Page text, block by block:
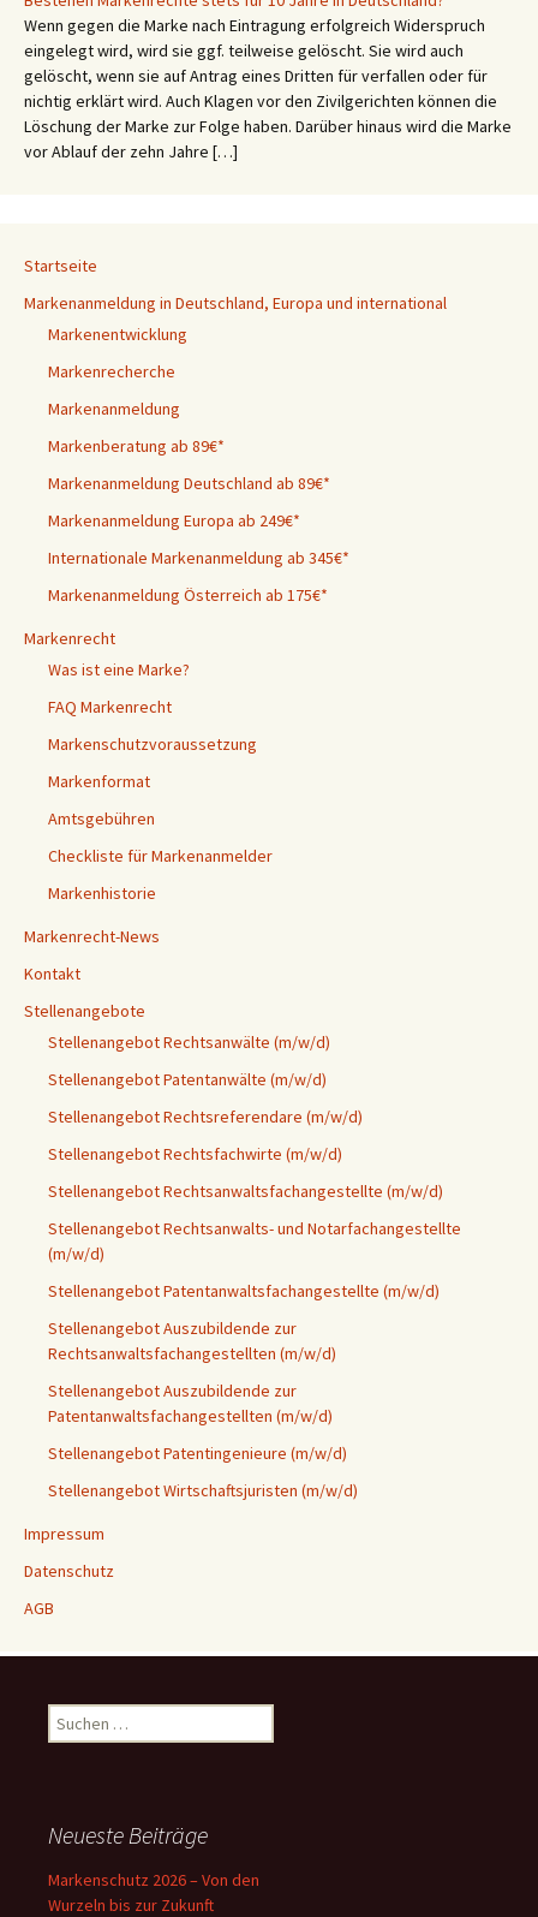
Wenn gegen die Marke nach Eintragung erfolgreich Widerspruch
eingelegt wird, wird sie ggf. teilweise gelöscht. Sie wird auch
gelöscht, wenn sie auf Antrag eines Dritten für verfallen oder für
nichtig erklärt wird. Auch Klagen vor den Zivilgerichten können die
Löschung der Marke zur Folge haben. Darüber hinaus wird die Marke
vor Ablauf der zehn Jahre […]
Startseite
Markenanmeldung in Deutschland, Europa und international
Markenentwicklung
Markenrecherche
Markenanmeldung
Markenberatung ab 89€*
Markenanmeldung Deutschland ab 89€*
Markenanmeldung Europa ab 249€*
Internationale Markenanmeldung ab 345€*
Markenanmeldung Österreich ab 175€*
Markenrecht
Was ist eine Marke?
FAQ Markenrecht
Markenschutzvoraussetzung
Markenformat
Amtsgebühren
Checkliste für Markenanmelder
Markenhistorie
Markenrecht-News
Kontakt
Stellenangebote
Stellenangebot Rechtsanwälte (m/w/d)
Stellenangebot Patentanwälte (m/w/d)
Stellenangebot Rechtsreferendare (m/w/d)
Stellenangebot Rechtsfachwirte (m/w/d)
Stellenangebot Rechtsanwaltsfachangestellte (m/w/d)
Stellenangebot Rechtsanwalts- und Notarfachangestellte
(m/w/d)
Stellenangebot Patentanwaltsfachangestellte (m/w/d)
Stellenangebot Auszubildende zur
Rechtsanwaltsfachangestellten (m/w/d)
Stellenangebot Auszubildende zur
Patentanwaltsfachangestellten (m/w/d)
Stellenangebot Patentingenieure (m/w/d)
Stellenangebot Wirtschaftsjuristen (m/w/d)
Impressum
Datenschutz
AGB
Suchen
nach:
Neueste Beiträge
Markenschutz 2026 – Von den
Wurzeln bis zur Zukunft